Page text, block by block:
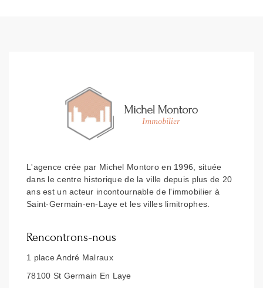
L'agence crée par Michel Montoro en 1996, située
dans le centre historique de la ville depuis plus de 20
ans est un acteur incontournable de l'immobilier à
Saint-Germain-en-Laye et les villes limitrophes.
Rencontrons-nous
1 place André Malraux
78100 St Germain En Laye